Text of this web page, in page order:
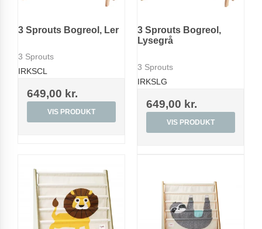
3 Sprouts Bogreol, Ler
3 Sprouts
IRKSCL
649,00 kr.
VIS PRODUKT
3 Sprouts Bogreol,
Lysegrå
3 Sprouts
IRKSLG
649,00 kr.
VIS PRODUKT